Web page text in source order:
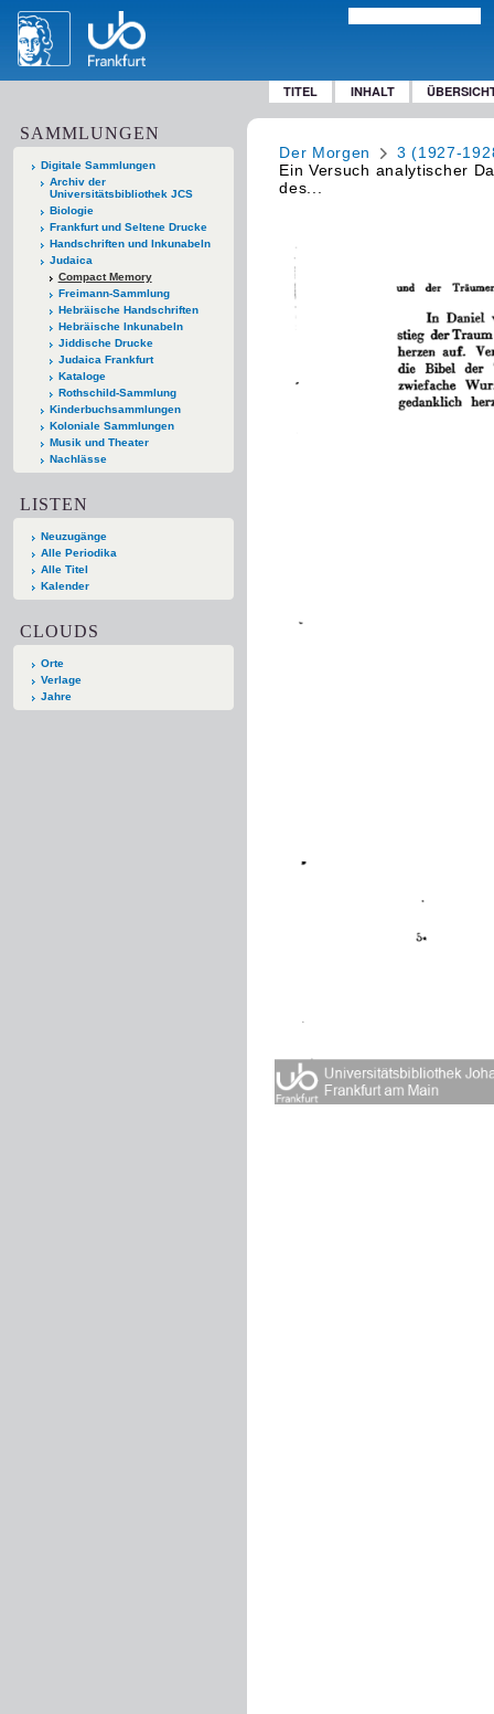
TITEL INHALT
SAMMLUNGEN
Digitale Sammlungen
Archiv der
Universitätsbibliothek JCS
Biologie
Frankfurt und Seltene Drucke
Handschriften und Inkunabeln
Judaica
Compact Memory
Freimann-Sammlung
Hebräische Handschriften
Hebräische Inkunabeln
Jiddische Drucke
Judaica Frankfurt
Kataloge
Rothschild-Sammlung
Kinderbuchsammlungen
Koloniale Sammlungen
Musik und Theater
Nachlässe
LISTEN
Neuzugänge
Alle Periodika
Alle Titel
Kalender
CLOUDS
Orte
Verlage
Jahre
Der Morgen
3 (1927-
Ein Versuch analytischer
des...